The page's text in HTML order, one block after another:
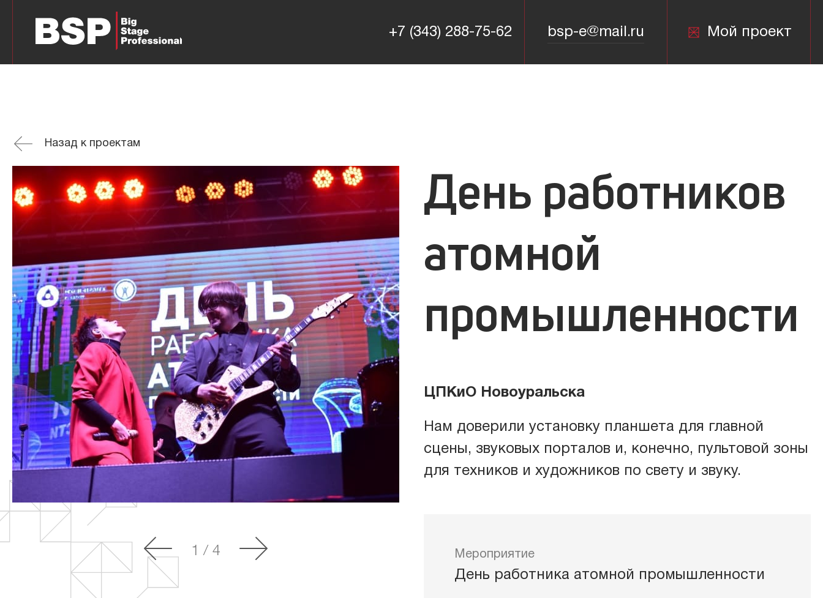
+7 (343) 288-75-62 bsp-e@mail.ru Мой проект
+7 (343) 288-75-62 bsp-e@mail.ru
О компании
Партнёры
Заказчики
Должники
Контакты
Сценические комплексы
Подиумы
Трибуны
Пультовые башни
Шатры
Звуковое оборудование
Связь
Энергообеспечение
Назад к проектам
1 / 4
День работников
атомной
промышленности
ЦПКиО Новоуральска
Нам доверили установку планшета для главной
сцены, звуковых порталов и, конечно, пультовой зоны
для техников и художников по свету и звуку.
Мероприятие
День работника атомной промышленности